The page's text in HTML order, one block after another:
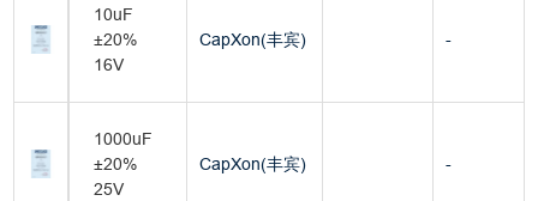
10uF
±20%
16V
CapXon(丰宾) -
1000uF
±20%
25V
CapXon(丰宾) -